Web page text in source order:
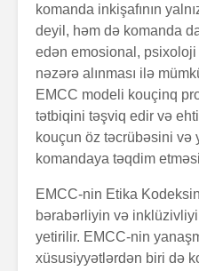
komanda inkişafının
deyil, həm də komanda
edən emosional,
nəzərə alınması ilə
EMCC modeli kouçinq
tətbiqini təşviq edir və
kouçun öz təcrübəsini və
komandaya təqdim
EMCC-nin Etika
bərabərliyin və
yetirilir. EMCC-nin
xüsusiyyətlərdən biri də